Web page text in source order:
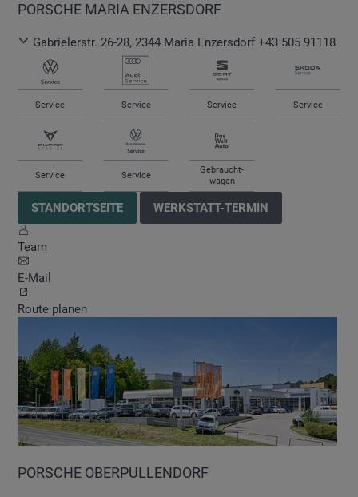
PORSCHE MARIA ENZERSDORF
Gabrielerstr. 26-28, 2344 Maria Enzersdorf +43 505 91118
Service Service Service Service
Service Service
Gebraucht-
wagen
STANDORTSEITE WERKSTATT-TERMIN
Team
E-Mail
Route planen
PORSCHE OBERPULLENDORF